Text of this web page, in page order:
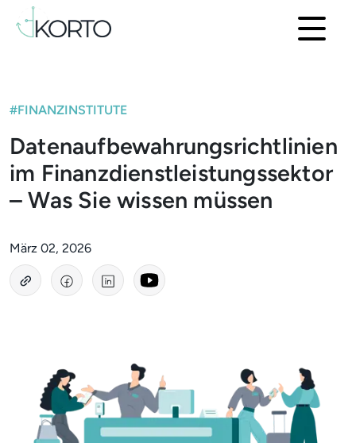
#FINANZINSTITUTE
Datenaufbewahrungsrichtlinien
im Finanzdienstleistungssektor
– Was Sie wissen müssen
März 02, 2026